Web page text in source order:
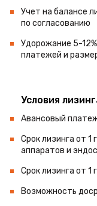
Учет на балансе
по согласованию
Удорожание 5-
платежей и
Условия
Авансовый
Срок лизинга от 1
аппаратов и
Срок лизинга от 1
Возможность